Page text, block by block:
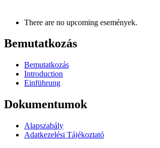
There are no upcoming események.
Bemutatkozás
Bemutatkozás
Introduction
Einführung
Dokumentumok
Alapszabály
Adatkezelési Tájékoztató